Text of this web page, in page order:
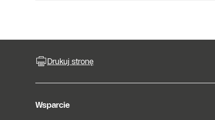
Drukuj stronę
Wsparcie